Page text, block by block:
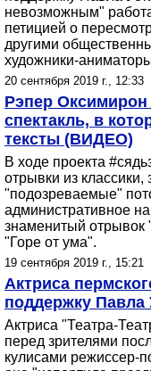
невозможным"
петицией о
другими
художники-
20 сентября 2019 г., 12:33
Рэпер Оксимирон
спектакль, в
тексты (ВИДЕО)
В ходе проекта
отрывки из
"подозреваемые"
административное
знаменитый отрывок
"Горе от ума".
19 сентября 2019 г., 15:21
Актриса
поддержку Павла
Актриса "Театра-
перед зрителями
кулисами режиссер-